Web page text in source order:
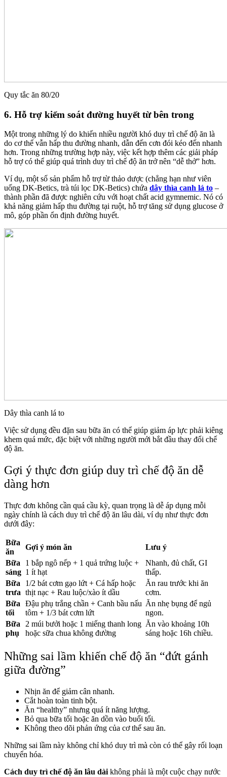
Quy tắc ăn 80/20
6. Hỗ trợ kiểm soát đường huyết từ bên trong
Một trong những lý do khiến nhiều người khó duy trì chế độ ăn là
do cơ thể vẫn hấp thu đường nhanh, dẫn đến cơn đói kéo đến nhanh
hơn. Trong những trường hợp này, việc kết hợp thêm các giải pháp
hỗ trợ có thể giúp quá trình duy trì chế độ ăn trở nên “dễ thở” hơn.
Ví dụ, một số sản phẩm hỗ trợ từ thảo dược (chẳng hạn như viên
uống DK-Betics, trà túi lọc DK-Betics) chứa dây thìa canh lá to –
thành phần đã được nghiên cứu với hoạt chất acid gymnemic. Nó có
khả năng giảm hấp thu đường tại ruột, hỗ trợ tăng sử dụng glucose ở
mô, góp phần ổn định đường huyết.
Dây thìa canh lá to
Việc sử dụng đều đặn sau bữa ăn có thể giúp giảm áp lực phải kiêng
khem quá mức, đặc biệt với những người mới bắt đầu thay đổi chế
độ ăn.
Gợi ý thực đơn giúp duy trì chế độ ăn dễ
dàng hơn
Thực đơn không cần quá cầu kỳ, quan trọng là dễ áp dụng mỗi
ngày chính là cách duy trì chế độ ăn lâu dài, ví dụ như thực đơn
dưới đây:
Bữa
ăn
Gợi ý món ăn
Lưu ý
Bữa
sáng
1 bắp ngô nếp + 1 quả trứng luộc +
1 ít hạt
Nhanh, đủ chất, GI
thấp.
Bữa
trưa
1/2 bát cơm gạo lứt + Cá hấp hoặc
thịt nạc + Rau luộc/xào ít dầu
Ăn rau trước khi ăn
cơm.
Bữa
tối
Đậu phụ trắng chần + Canh bầu nấu
tôm + 1/3 bát cơm lứt
Ăn nhẹ bụng để ngủ
ngon.
Bữa
phụ
2 múi bưởi hoặc 1 miếng thanh long
hoặc sữa chua không đường
Ăn vào khoảng 10h
sáng hoặc 16h chiều.
Những sai lầm khiến chế độ ăn “đứt gánh
giữa đường”
Nhịn ăn để giảm cân nhanh.
Cắt hoàn toàn tinh bột.
Ăn “healthy” nhưng quá ít năng lượng.
Bỏ qua bữa tối hoặc ăn dồn vào buổi tối.
Không theo dõi phản ứng của cơ thể sau ăn.
Những sai lầm này không chỉ khó duy trì mà còn có thể gây rối loạn
chuyển hóa.
Cách duy trì chế độ ăn lâu dài không phải là một cuộc chạy nước